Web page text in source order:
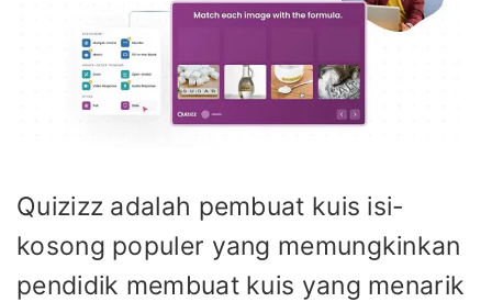
Quizizz adalah pembuat kuis isi-
kosong populer yang memungkinkan
pendidik membuat kuis yang menarik